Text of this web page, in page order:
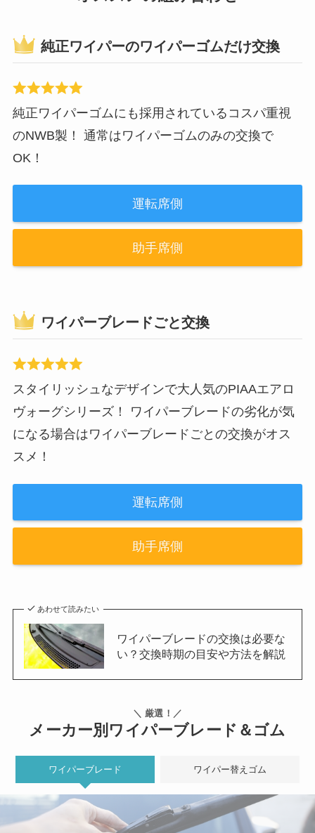
純正ワイパーのワイパーゴムだけ交換
純正ワイパーゴムにも採用されているコスパ重視
のNWB製！ 通常はワイパーゴムのみの交換で
OK！
運転席側
助手席側
ワイパーブレードごと交換
スタイリッシュなデザインで大人気のPIAAエアロ
ヴォーグシリーズ！ ワイパーブレードの劣化が気
になる場合はワイパーブレードごとの交換がオス
スメ！
運転席側
助手席側
あわせて読みたい
ワイパーブレードの交換は必要な
い？交換時期の目安や方法を解説
＼ 厳選！／
メーカー別ワイパーブレード＆ゴム
ワイパーブレード ワイパー替えゴム